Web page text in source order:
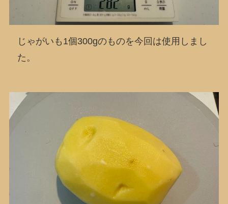
じゃがいも1個300gのものを今回は使用しまし
た。